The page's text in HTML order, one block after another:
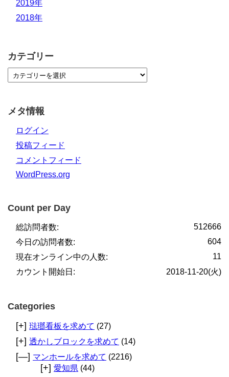
2019年
2018年
カテゴリー
メタ情報
ログイン
投稿フィード
コメントフィード
WordPress.org
Count per Day
512666
総訪問者数:
604
今日の訪問者数:
11
現在オンライン中の人数:
2018-11-20(火)
カウント開始日:
Categories
[+] 琺瑯看板を求めて (27)
[+] 透かしブロックを求めて (14)
[—] マンホールを求めて (2216)
[+] 愛知県 (44)